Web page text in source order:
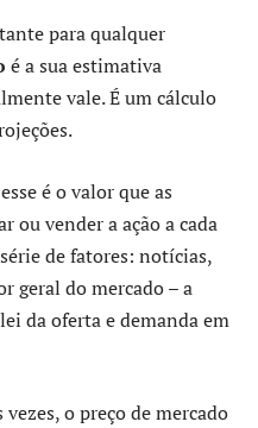
para qualquer
é a sua estimativa
vale. É um cálculo
é o valor que as
ou vender a ação a cada
de fatores: notícias,
geral do mercado – a
da oferta e demanda em
o preço de mercado